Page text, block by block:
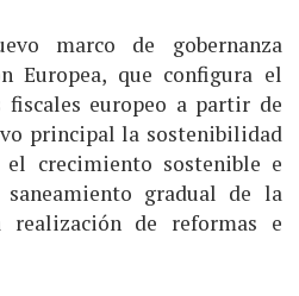
marco de gobernanza
Europea, que configura el
fiscales europeo a partir de
principal la sostenibilidad
crecimiento sostenible e
gradual de la
de reformas e